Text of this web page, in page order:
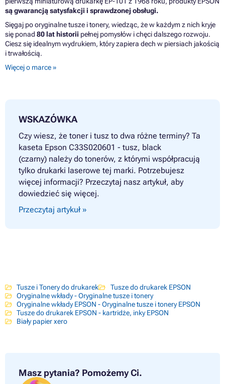
są gwarancją satysfakcji i sprawdzonej obsługi.
Sięgaj po oryginalne tusze i tonery, wiedząc, że w każdym z nich kryje
się ponad 80 lat historii pełnej pomysłów i chęci dalszego rozwoju.
Ciesz się idealnym wydrukiem, który zapiera dech w piersiach jakością
i trwałością.
Więcej o marce »
WSKAZÓWKA
Czy wiesz, że toner i tusz to dwa różne terminy? Ta
kaseta Epson C33S020601 - tusz, black
(czarny) należy do tonerów, z którymi współpracują
tylko drukarki laserowe tej marki. Potrzebujesz
więcej informacji? Przeczytaj nasz artykuł, aby
dowiedzieć się więcej.
Przeczytaj artykuł »
Tusze i Tonery do drukarek
Tusze do drukarek EPSON
Oryginalne wkłady - Oryginalne tusze i tonery
Oryginalne wkłady EPSON - Oryginalne tusze i tonery EPSON
Tusze do drukarek EPSON - kartridże, inky EPSON
Biały papier xero
Masz pytania? Pomożemy Ci.